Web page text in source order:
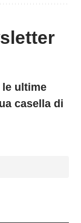
le ultime
casella di